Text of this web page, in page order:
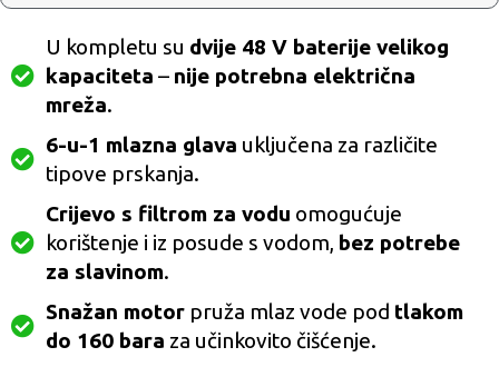
U kompletu su dvije 48 V baterije velikog
kapaciteta – nije potrebna električna
mreža.
6-u-1 mlazna glava uključena za različite
tipove prskanja.
Crijevo s filtrom za vodu omogućuje
korištenje i iz posude s vodom, bez potrebe
za slavinom.
Snažan motor pruža mlaz vode pod tlakom
do 160 bara za učinkovito čišćenje.